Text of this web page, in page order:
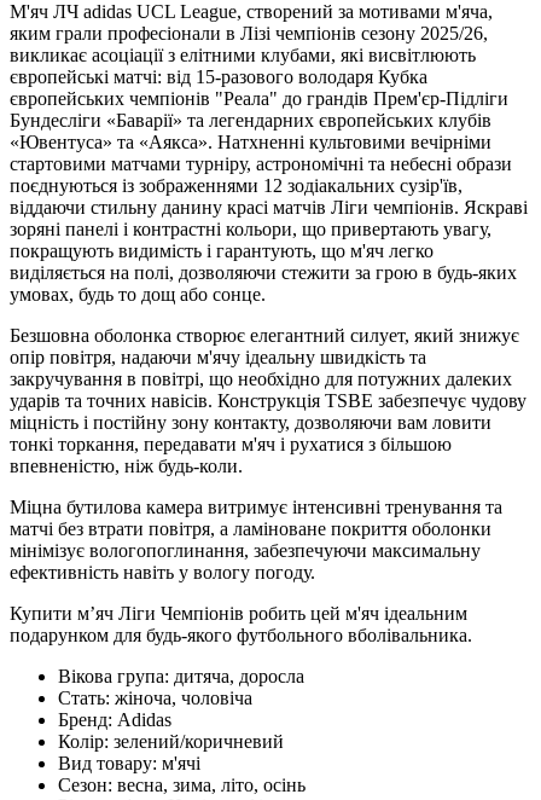
М'яч ЛЧ adidas UCL League, створений за мотивами м'яча,
яким грали професіонали в Лізі чемпіонів сезону 2025/26,
викликає асоціації з елітними клубами, які висвітлюють
європейські матчі: від 15-разового володаря Кубка
європейських чемпіонів "Реала" до грандів Прем'єр-Підліги
Бундесліги «Баварії» та легендарних європейських клубів
«Ювентуса» та «Аякса». Натхненні культовими вечірніми
стартовими матчами турніру, астрономічні та небесні образи
поєднуються із зображеннями 12 зодіакальних сузір'їв,
віддаючи стильну данину красі матчів Ліги чемпіонів. Яскраві
зоряні панелі і контрастні кольори, що привертають увагу,
покращують видимість і гарантують, що м'яч легко
виділяється на полі, дозволяючи стежити за грою в будь-яких
умовах, будь то дощ або сонце.
Безшовна оболонка створює елегантний силует, який знижує
опір повітря, надаючи м'ячу ідеальну швидкість та
закручування в повітрі, що необхідно для потужних далеких
ударів та точних навісів. Конструкція TSBE забезпечує чудову
міцність і постійну зону контакту, дозволяючи вам ловити
тонкі торкання, передавати м'яч і рухатися з більшою
впевненістю, ніж будь-коли.
Міцна бутилова камера витримує інтенсивні тренування та
матчі без втрати повітря, а ламіноване покриття оболонки
мінімізує вологопоглинання, забезпечуючи максимальну
ефективність навіть у вологу погоду.
Купити мʼяч Ліги Чемпіонів робить цей м'яч ідеальним
подарунком для будь-якого футбольного вболівальника.
Вікова група: дитяча, доросла
Стать: жіноча, чоловіча
Бренд: Adidas
Колір: зелений/коричневий
Вид товару: м'ячі
Сезон: весна, зима, літо, осінь